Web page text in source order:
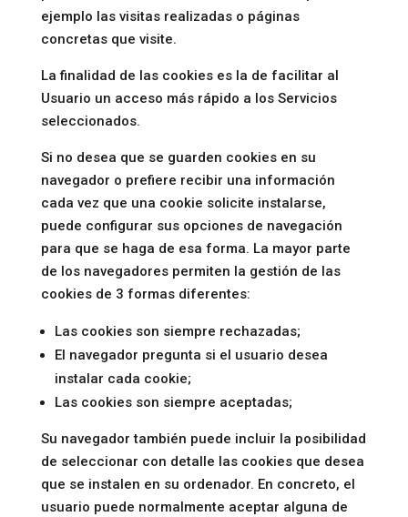
ejemplo las visitas realizadas o páginas
concretas que visite.
La finalidad de las cookies es la de facilitar al
Usuario un acceso más rápido a los Servicios
seleccionados.
Si no desea que se guarden cookies en su
navegador o prefiere recibir una información
cada vez que una cookie solicite instalarse,
puede configurar sus opciones de navegación
para que se haga de esa forma. La mayor parte
de los navegadores permiten la gestión de las
cookies de 3 formas diferentes:
Las cookies son siempre rechazadas;
El navegador pregunta si el usuario desea
instalar cada cookie;
Las cookies son siempre aceptadas;
Su navegador también puede incluir la posibilidad
de seleccionar con detalle las cookies que desea
que se instalen en su ordenador. En concreto, el
usuario puede normalmente aceptar alguna de